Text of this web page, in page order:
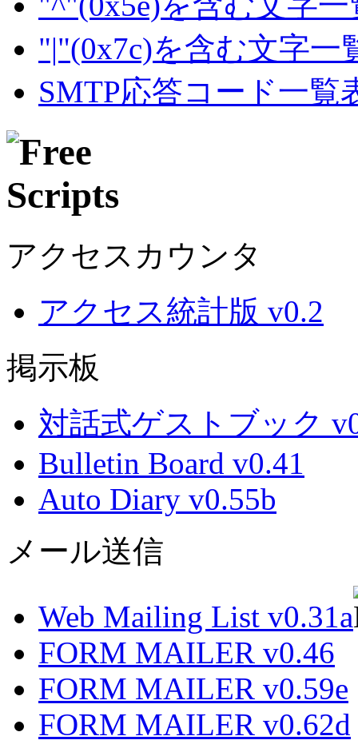
"|"(0x7c)を含む文字一
SMTP応答コード一覧
アクセスカウンタ
アクセス統計版 v0.2
掲示板
対話式ゲストブック
Bulletin Board v0.41
Auto Diary v0.55b
メール送信
Web Mailing List v0.31a
FORM MAILER v0.46
FORM MAILER v0.59e
FORM MAILER v0.62d